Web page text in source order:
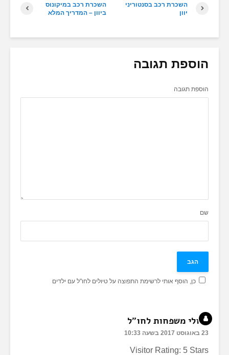
השכרת רכב במיקונוס
ביוון – המדריך המלא
השכרת רכב בסנטוריני
יוון
הוספת תגובה
הוספת תגובה
שם
כן, הוסף אותי לרשימת התפוצה על טיולים לחו"ל עם ילדים
טיולי משפחות לחו"ל
23 באוגוסט 2017 בשעה 10:33
Visitor Rating: 5 Stars